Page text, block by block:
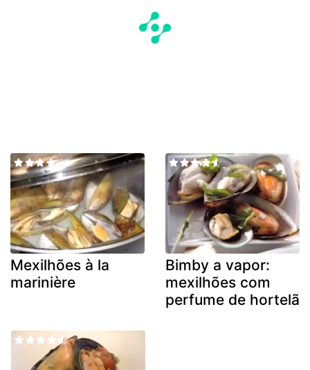
Mexilhões à la
marinière
Bimby a vapor:
mexilhões com
perfume de hortelã